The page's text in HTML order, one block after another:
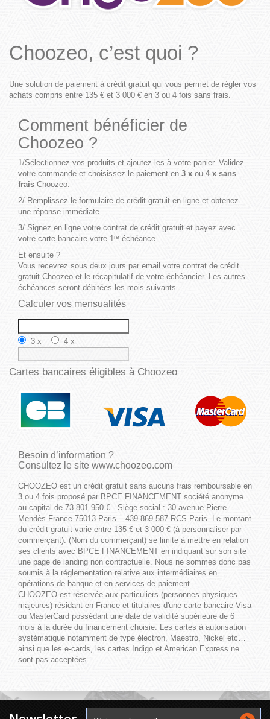
Choozeo, c’est quoi ?
Une solution de paiement à crédit gratuit qui vous permet de régler vos
achats compris entre 135 € et 3 000 € en 3 ou 4 fois sans frais.
Comment bénéficier de
Choozeo ?
1/Sélectionnez vos produits et ajoutez-les à votre panier. Validez
votre commande et choisissez le paiement en 3 x ou 4 x sans
frais Choozeo.
2/ Remplissez le formulaire de crédit gratuit en ligne et obtenez
une réponse immédiate.
3/ Signez en ligne votre contrat de crédit gratuit et payez avec
votre carte bancaire votre 1re échéance.
Et ensuite ?
Vous recevrez sous deux jours par email votre contrat de crédit
gratuit Choozeo et le récapitulatif de votre échéancier. Les autres
échéances seront débitées les mois suivants.
Calculer vos mensualités
3 x 4 x
Cartes bancaires éligibles à Choozeo
Besoin d’information ?
Consultez le site www.choozeo.com
CHOOZEO est un crédit gratuit sans aucuns frais remboursable en
3 ou 4 fois proposé par BPCE FINANCEMENT société anonyme
au capital de 73 801 950 € - Siège social : 30 avenue Pierre
Mendès France 75013 Paris – 439 869 587 RCS Paris. Le montant
du crédit gratuit varie entre 135 € et 3 000 € (à personnaliser par
commerçant). (Nom du commerçant) se limite à mettre en relation
ses clients avec BPCE FINANCEMENT en indiquant sur son site
une page de landing non contractuelle. Nous ne sommes donc pas
soumis à la réglementation relative aux intermédiaires en
opérations de banque et en services de paiement.
CHOOZEO est réservée aux particuliers (personnes physiques
majeures) résidant en France et titulaires d'une carte bancaire Visa
ou MasterCard possédant une date de validité supérieure de 6
mois à la durée du financement choisie. Les cartes à autorisation
systématique notamment de type électron, Maestro, Nickel etc…
ainsi que les e-cards, les cartes Indigo et American Express ne
sont pas acceptées.